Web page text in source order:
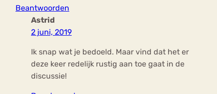
Beantwoorden
Astrid
2 juni, 2019
Ik snap wat je bedoeld. Maar vind dat het er
deze keer redelijk rustig aan toe gaat in de
discussie!